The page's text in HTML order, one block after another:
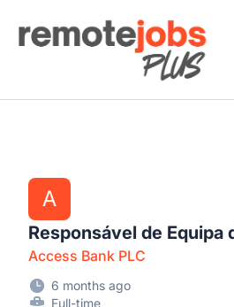
Remote Jobs Plus
A
Responsável de Equipa
Access Bank PLC
6 months ago
Full-time